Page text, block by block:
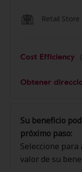
Retail Store
Cost Efficiency
Obtener
Su beneficio
próximo paso:
Seleccione
valor de su